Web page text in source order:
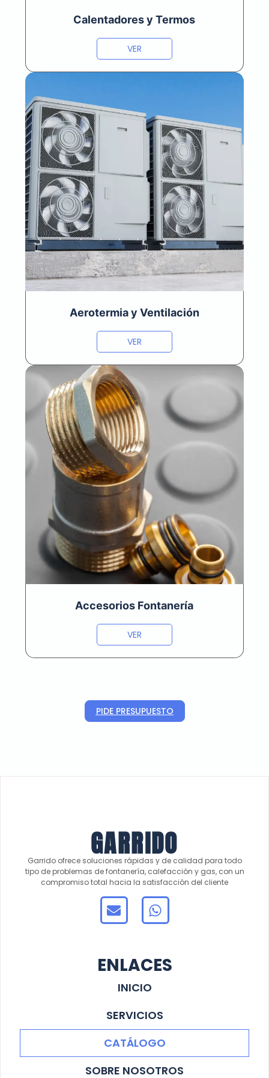
Calentadores y Termos
VER
Aerotermia y Ventilación
VER
Accesorios Fontanería
VER
PIDE PRESUPUESTO
GARRIDO
Garrido ofrece soluciones rápidas y de calidad para todo
tipo de problemas de fontanería, calefacción y gas, con un
compromiso total hacia la satisfacción del cliente
ENLACES
INICIO
SERVICIOS
CATÁLOGO
SOBRE NOSOTROS